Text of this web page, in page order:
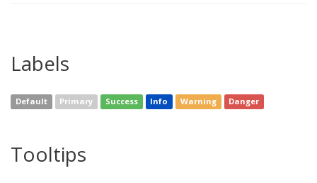
Labels
Default Primary Success Info Warning Danger
Tooltips